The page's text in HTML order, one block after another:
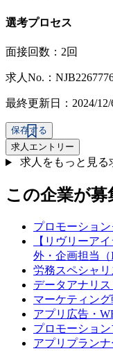
選考プロセス
面接回数：2回
求人No.：
最終更新日：2024/12/
保存する
求人エントリー
求人をもっと見る
この企業が
プロモーショ
【リヴリーア
外・企画担当（
労務スペシャリ
データアナリス
マーケティン
アプリ広告・
プロモーショ
アプリプラン